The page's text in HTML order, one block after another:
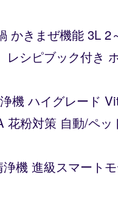
かきまぜ機能 3L
レシピブック付き
機 ハイグレード
花粉対策 自動/ペッ
機 進級スマート